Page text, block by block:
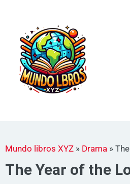
contenido
Mundo libros XYZ » Drama »
The Year of the